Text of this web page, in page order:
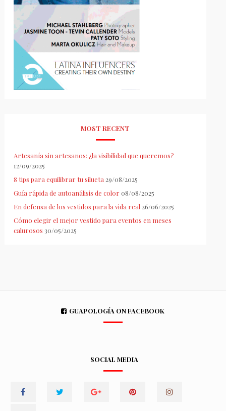
MOST RECENT
Artesanía sin artesanos: ¿la visibilidad que queremos?
12/09/2025
8 tips para equilibrar tu silueta 29/08/2025
Guía rápida de autoanálisis de color 08/08/2025
En defensa de los vestidos para la vida real 26/06/2025
Cómo elegir el mejor vestido para eventos en meses
calurosos 30/05/2025
GUAPOLOGÍA ON FACEBOOK
SOCIAL MEDIA